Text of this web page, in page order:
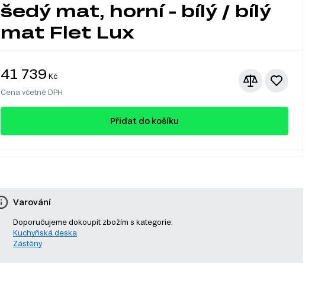
šedý mat, horní - bílý / bílý
mat Flet Lux
41 739 Kč
Cena včetně DPH
Přidat do košíku
Varování
Doporučujeme dokoupit zbožím s kategorie:
Kuchyňská deska
Zástěny